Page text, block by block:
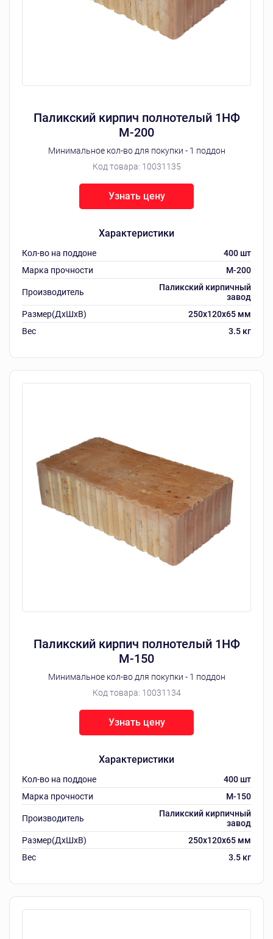
Паликский кирпич полнотелый 1НФ
М-200
Код товара: 10031135
Минимальное кол-во для покупки - 1 поддон
Характеристики
Кол-во на поддоне
400 шт
Марка прочности
М-200
Производитель
Паликский кирпичный
завод
Размер(ДхШхВ)
250х120х65 мм
Вес
3.5 кг
Узнать цену
Паликский кирпич полнотелый 1НФ
М-150
Код товара: 10031134
Минимальное кол-во для покупки - 1 поддон
Характеристики
Кол-во на поддоне
400 шт
Марка прочности
M-150
Производитель
Паликский кирпичный
завод
Размер(ДхШхВ)
250х120х65 мм
Вес
3.5 кг
Узнать цену